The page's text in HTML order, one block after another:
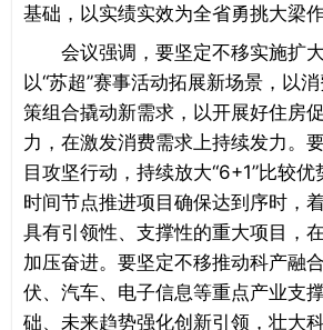
基础，以实绩实效为全省勇挑大梁
会议强调，要坚定不移实施扩
以“苏超”赛事活动拓展新场景，以
策组合撬动新需求，以开展好住房
力，在激发消费需求上持续发力。
目攻坚行动，持续放大“6+1”比较
时间节点推进项目确保达到序时，
具有引领性、支撑性的重大项目，
加压奋进。要坚定不移推动科产融
伏、汽车、电子信息等重点产业支
础、未来趋势强化创新引领，壮大